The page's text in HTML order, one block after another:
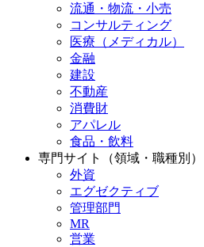
流通・物流・小売
コンサルティング
医療（メディカル）
金融
建設
不動産
消費財
アパレル
食品・飲料
専門サイト（領域・職種別）
外資
エグゼクティブ
管理部門
MR
営業